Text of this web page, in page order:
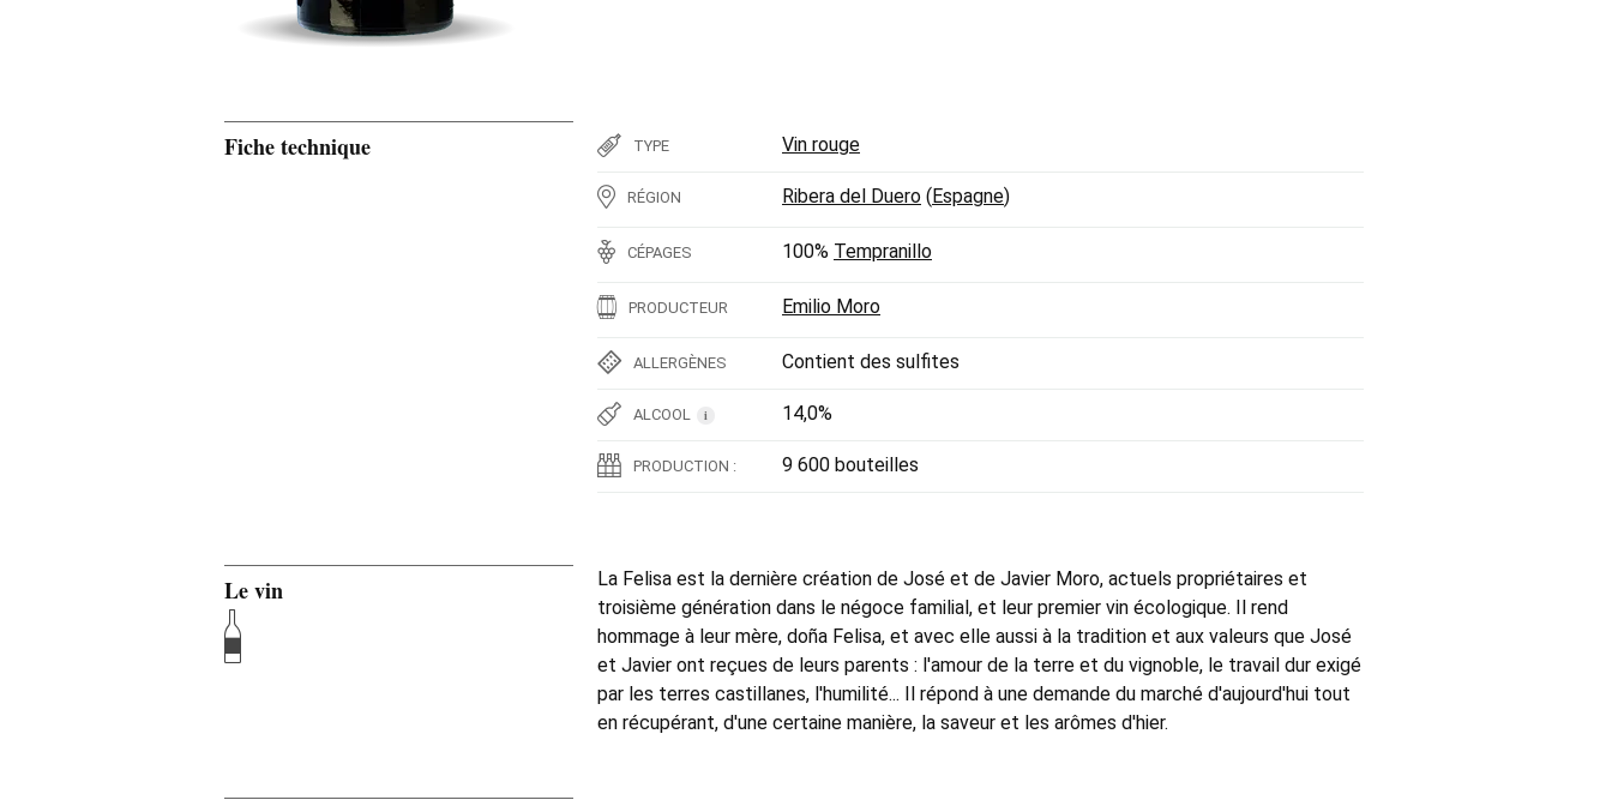
Fiche technique TYPE Vin rouge
RÉGION Ribera del Duero (Espagne)
CÉPAGES 100% Tempranillo
PRODUCTEUR Emilio Moro
ALLERGÈNES Contient des sulfites
ALCOOL i 14,0%
PRODUCTION : 9 600 bouteilles
Le vin
La Felisa est la dernière création de José et de Javier Moro, actuels propriétaires et
troisième génération dans le négoce familial, et leur premier vin écologique. Il rend
hommage à leur mère, doña Felisa, et avec elle aussi à la tradition et aux valeurs que José
et Javier ont reçues de leurs parents : l'amour de la terre et du vignoble, le travail dur exigé
par les terres castillanes, l'humilité... Il répond à une demande du marché d'aujourd'hui tout
en récupérant, d'une certaine manière, la saveur et les arômes d'hier.